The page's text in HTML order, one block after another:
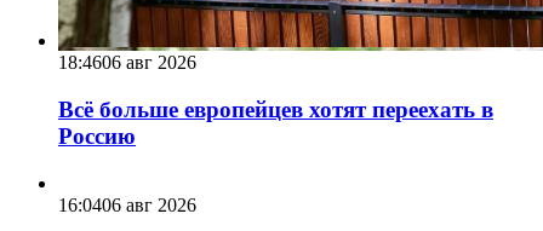
18:4606 авг 2026
Всё больше европейцев хотят переехать в
Россию
16:0406 авг 2026